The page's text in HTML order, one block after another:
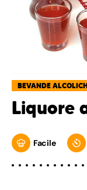
BEVANDE
Liquore
Facile